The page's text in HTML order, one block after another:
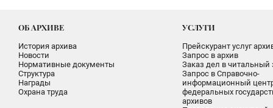
ОБ АРХИВЕ
История архива
Новости
Нормативные документы
Структура
Награды
Охрана труда
УСЛУГИ
Прейскурант услуг
Запрос в архив
Заказ дел в читальный
Запрос в Справочно-
информационный
федеральных
архивов